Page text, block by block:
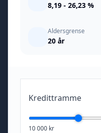
8,19 - 26,23 %
Aldersgrense
20 år
Kredittramme
10 000 kr